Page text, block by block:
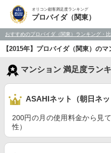
オリコン顧客満足度ランキング
プロバイダ（関東）
おすすめのプロバイダ（関東）ランキング・
【2015年】プロバイダ（関東）の
マンション 満足度ラン
ASAHIネット（朝日ネッ
200円の月の使用料金から見
性）